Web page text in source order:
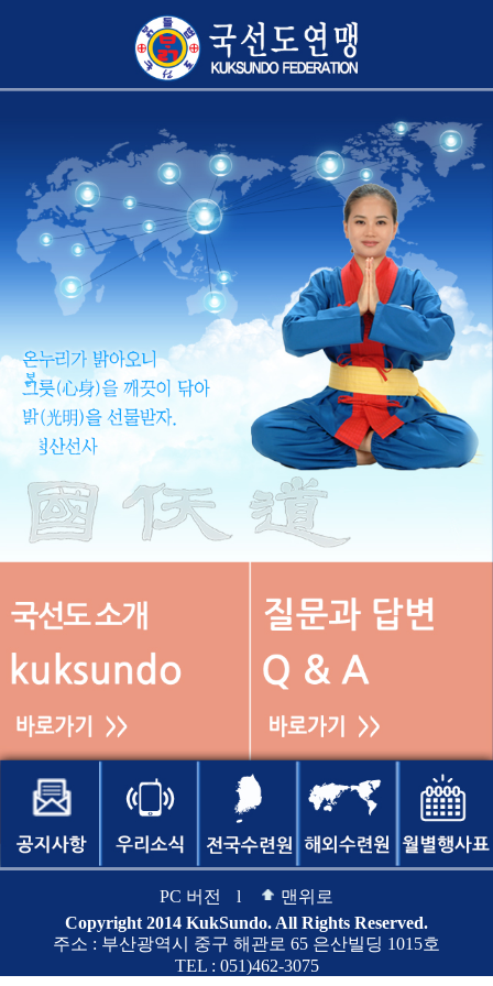
PC 버전 l
맨위로
Copyright 2014 KukSundo. All Rights Reserved.
주소 : 부산광역시 중구 해관로 65 은산빌딩 1015호
TEL : 051)462-3075